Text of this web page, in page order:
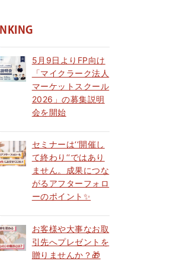
5月9日よりFP向け
「マイクラーク法人
マーケットスクール
2026」の募集説明
会を開始
セミナーは‘‘開催し
て終わり‘‘ではあり
ません。成果につな
がるアフターフォロ
ーのポイント✨
お客様や大事なお取
引先へプレゼントを
贈りませんか？🎁